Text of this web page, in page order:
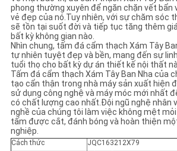
phong thường xuyên để ngăn chặn vết bẩn
vẻ đẹp của nó.Tuy nhiên, với sự chăm sóc
sẽ tồn tại suốt đời và tiếp tục tăng thêm
bất kỳ không gian nào.
Nhìn chung, tấm đá cẩm thạch Xám Tây
tự nhiên tuyệt đẹp và bền, mang đến sự
tuổi thọ cho bất kỳ dự án thiết kế nội thất
Tấm đá cẩm thạch Xám Tây Ban Nha của
tạo cẩn thận trong nhà máy sản xuất hiện
sử dụng công nghệ và máy móc mới nhất
có chất lượng cao nhất.Đội ngũ nghệ nhân
nghề của chúng tôi làm việc không mệt
tấm được cắt, đánh bóng và hoàn thiện
nghiệp.
Cách thức
JQC163212X79